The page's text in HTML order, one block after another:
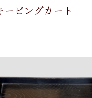
ーピングカート